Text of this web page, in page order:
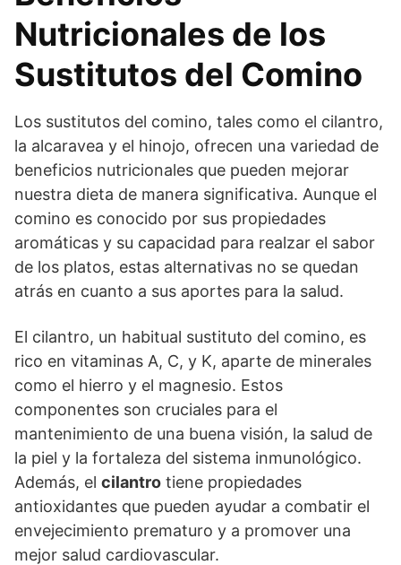
Nutricionales de los
Sustitutos del Comino
Los sustitutos del comino, tales como el cilantro,
la alcaravea y el hinojo, ofrecen una variedad de
beneficios nutricionales que pueden mejorar
nuestra dieta de manera significativa. Aunque el
comino es conocido por sus propiedades
aromáticas y su capacidad para realzar el sabor
de los platos, estas alternativas no se quedan
atrás en cuanto a sus aportes para la salud.
El cilantro, un habitual sustituto del comino, es
rico en vitaminas A, C, y K, aparte de minerales
como el hierro y el magnesio. Estos
componentes son cruciales para el
mantenimiento de una buena visión, la salud de
la piel y la fortaleza del sistema inmunológico.
Además, el cilantro tiene propiedades
antioxidantes que pueden ayudar a combatir el
envejecimiento prematuro y a promover una
mejor salud cardiovascular.